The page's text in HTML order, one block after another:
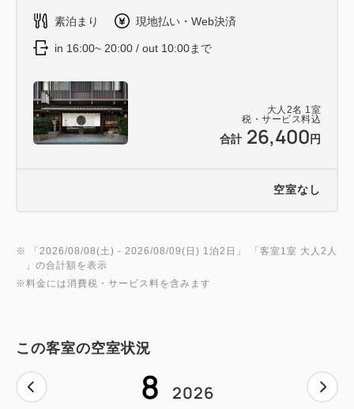
大人 2名 1 室
税・サービス料込
合計 26,400 円
素泊まり 現地払い・Web決済
in 16:00~ 20:00 / out 10:00まで
空室なし
※ 「 2026/08/08(土) - 2026/08/09(日) 1泊2日 」 「客室1室 大人2人
」の合計額を表示
※料金には消費税・サービス料を含みます
この客室の空室状況
8 2026